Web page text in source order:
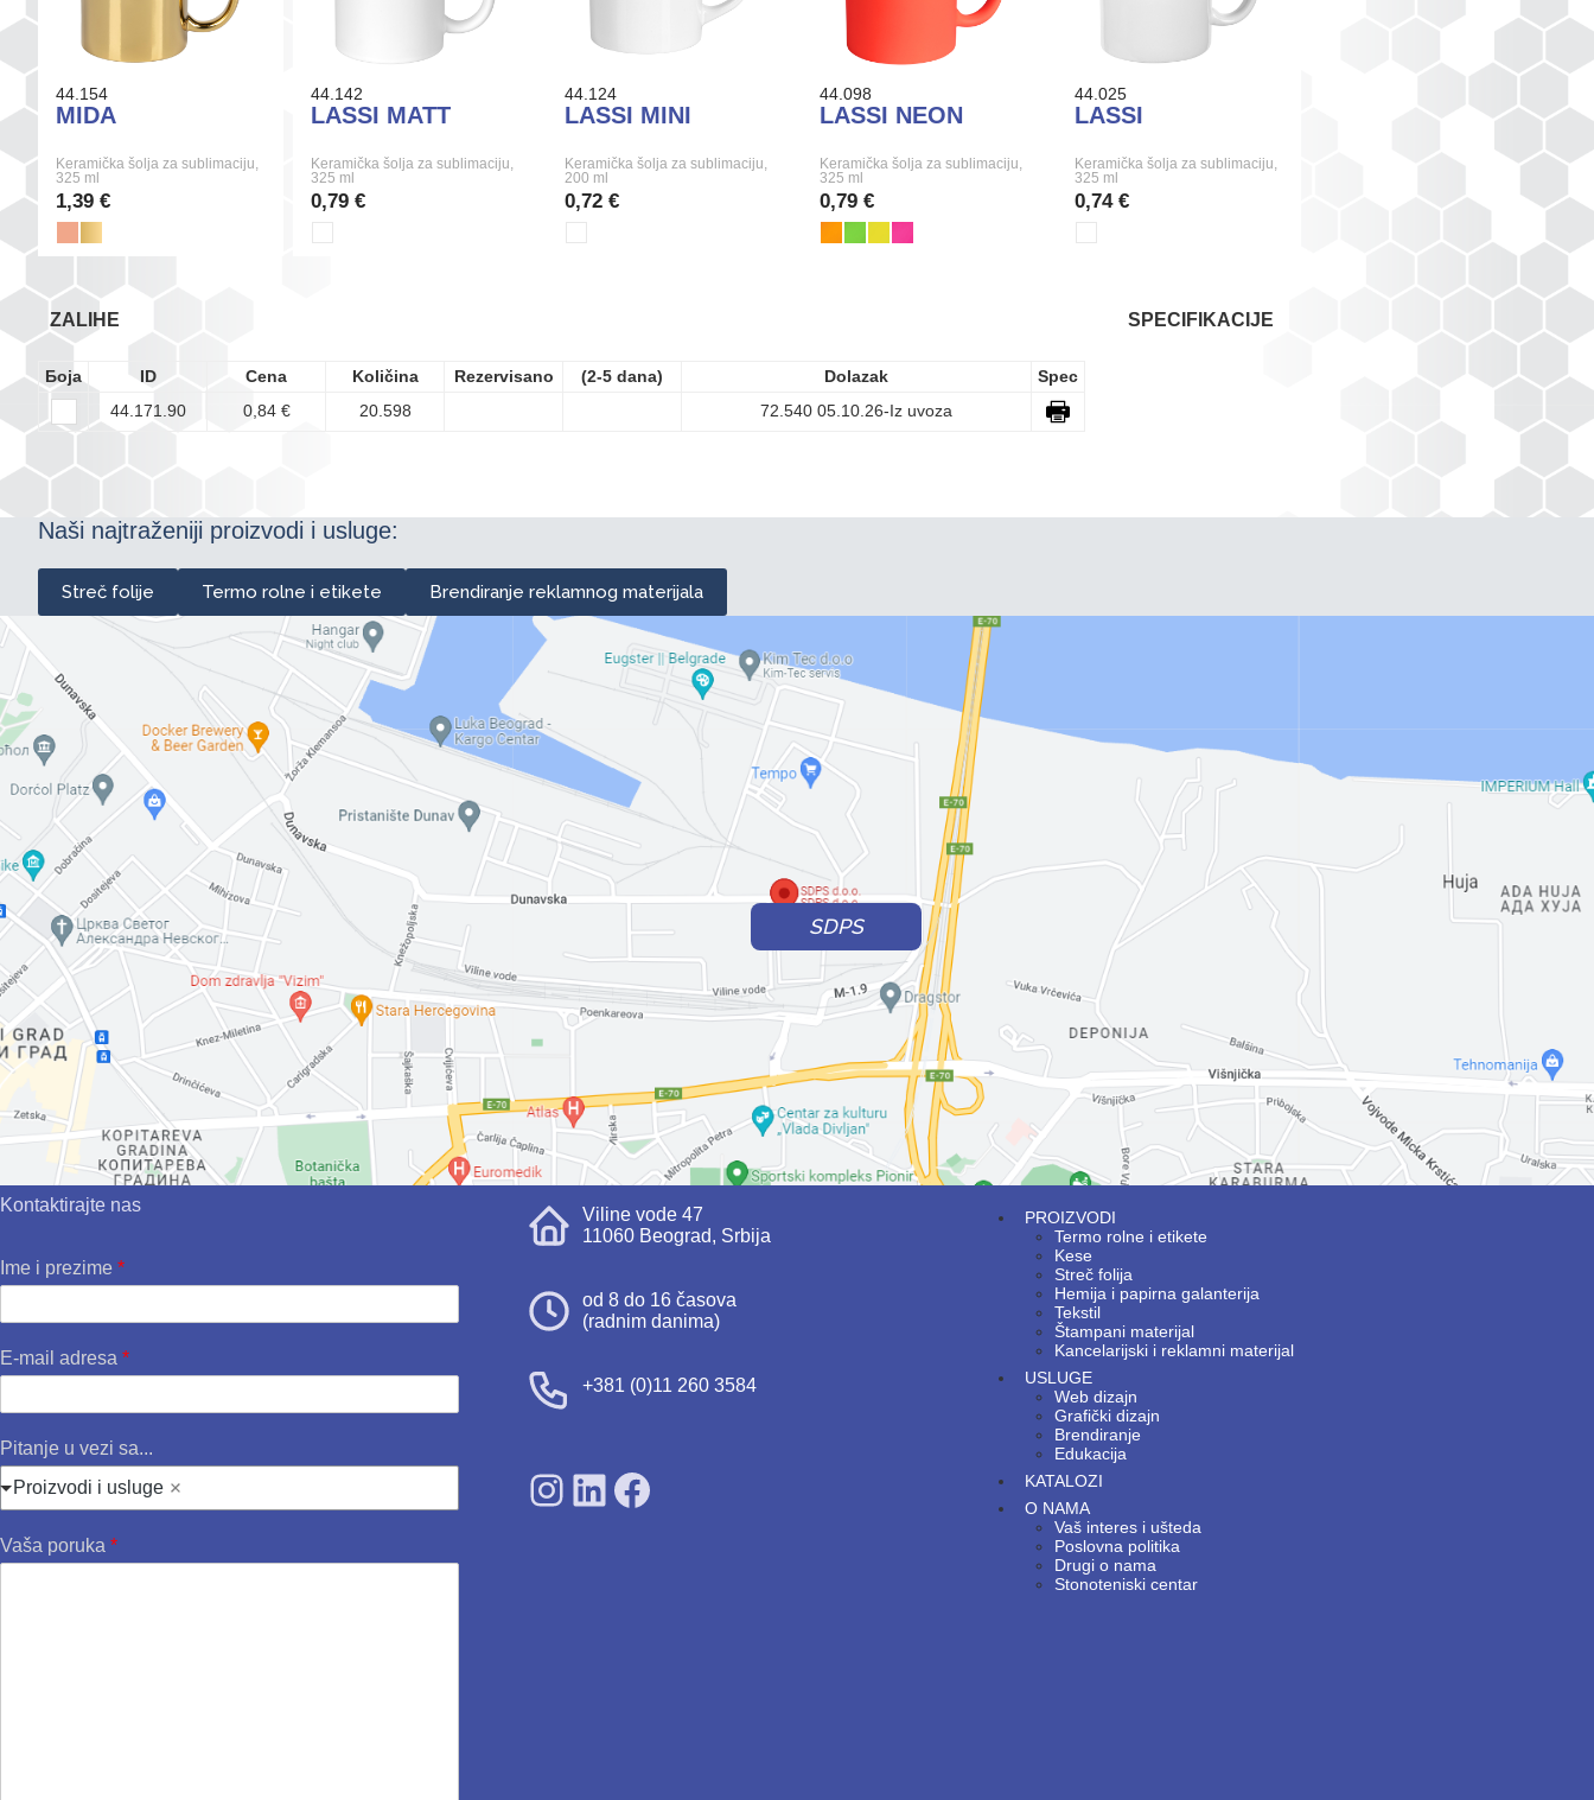
44.154
MIDA
Keramička šolja za sublimaciju,
325 ml
1,39 €
44.142
LASSI MATT
Keramička šolja za sublimaciju,
325 ml
0,79 €
44.124
LASSI MINI
Keramička šolja za sublimaciju,
200 ml
0,72 €
44.098
LASSI NEON
Keramička šolja za sublimaciju,
325 ml
0,79 €
44.025
LASSI
Keramička šolja za sublimaciju,
325 ml
0,74 €
ZALIHE
Боја ID Cena Količina Rezervisano (2-5 dana) Dolazak
Spec
44.171.90
0,84 € 20.598 72.540 05.10.26-Iz uvoza
SPECIFIKACIJE
Naši najtraženiji proizvodi i usluge:
Streč folije Termo rolne i etikete Brendiranje reklamnog materijala
SDPS
Kontaktirajte nas
Ime i prezime *
E-mail adresa *
Pitanje u vezi sa...
Proizvodi i usluge
Vaša poruka *
Viline vode 47
11060 Beograd, Srbija
od 8 do 16 časova
(radnim danima)
+381 (0)11 260 3584
SDPS on Instagram
SDPS on Lunkedin
SDPS on Facebook
PROIZVODI
Termo rolne i etikete
Kese
Streč folija
Hemija i papirna galanterija
Tekstil
Štampani materijal
Kancelarijski i reklamni materijal
USLUGE
Web dizajn
Grafički dizajn
Brendiranje
Edukacija
KATALOZI
O NAMA
Vaš interes i ušteda
Poslovna politika
Drugi o nama
Stonoteniski centar